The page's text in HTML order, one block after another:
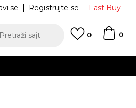
Last Buy
se Registrujte se
Pretraži sajt 0
0